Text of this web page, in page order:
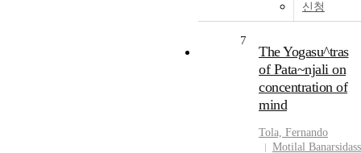
신청
7
The Yogasu^tras
of Pata~njali on
concentration of
mind
Tola, Fernando
Motilal Banarsidass